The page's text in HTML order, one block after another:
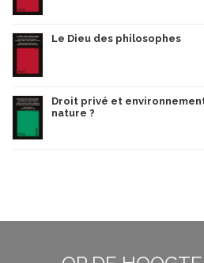
Le Dieu des philosophes
Droit privé et
nature ?